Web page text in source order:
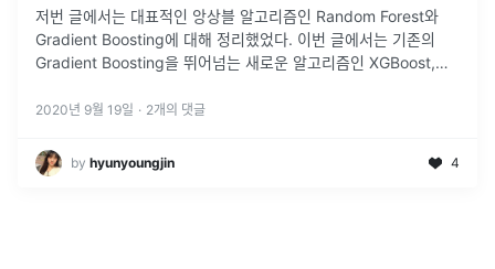
저번 글에서는 대표적인 앙상블 알고리즘인 Random Forest와
Gradient Boosting에 대해 정리했었다. 이번 글에서는 기존의
Gradient Boosting을 뛰어넘는 새로운 알고리즘인 XGBoost,
2020년 9월 19일 · 2개의 댓글
by hyunyoungjin 4